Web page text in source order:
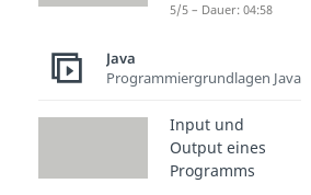
Java
erklärt
5/5 – Dauer: 04:58
Java
Programmiergrundlagen Java
Input und
Output eines
Programms